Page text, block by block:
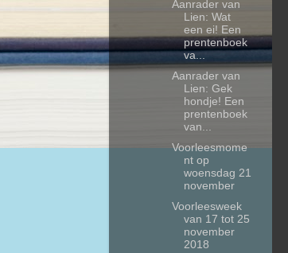
Aanrader van
Lien: Wat
een ei! Een
prentenboek
va...
Aanrader van
Lien: Gek
hondje! Een
prentenboek
van...
Voorleesmome
nt op
woensdag 21
november
Voorleesweek
van 17 tot 25
november
2018